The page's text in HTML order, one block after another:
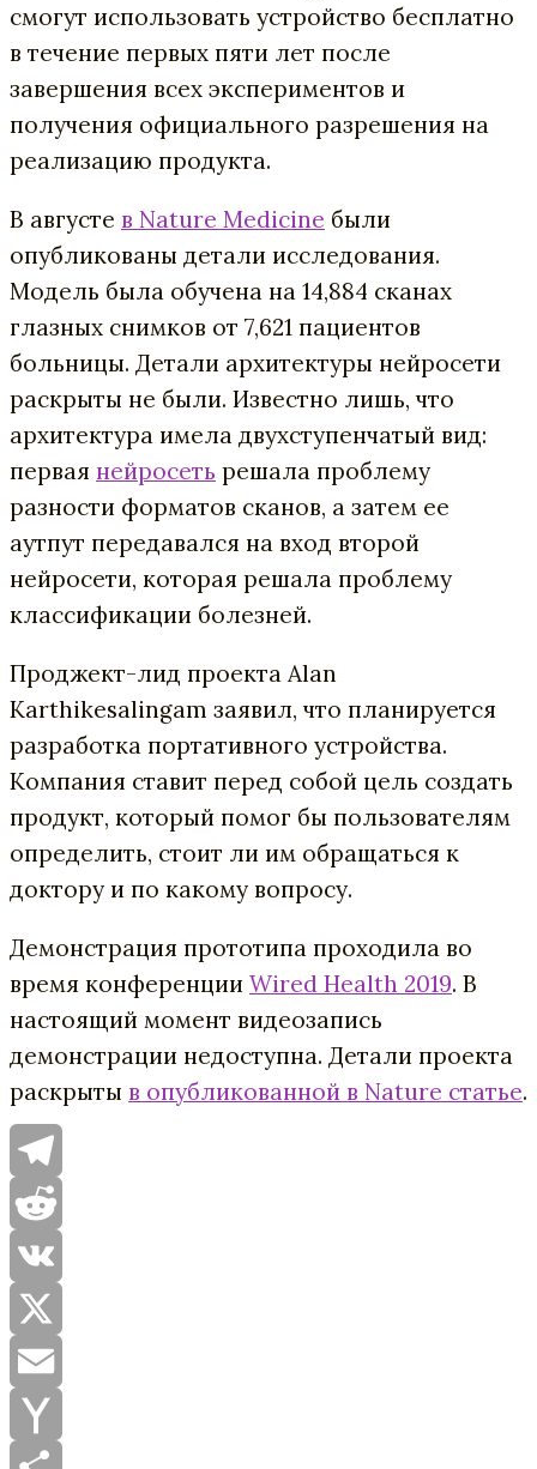
смогут использовать устройство бесплатно
в течение первых пяти лет после
завершения всех экспериментов и
получения официального разрешения на
реализацию продукта.
В августе в Nature Medicine были
опубликованы детали исследования.
Модель была обучена на 14,884 сканах
глазных снимков от 7,621 пациентов
больницы. Детали архитектуры нейросети
раскрыты не были. Известно лишь, что
архитектура имела двухступенчатый вид:
первая нейросеть решала проблему
разности форматов сканов, а затем ее
аутпут передавался на вход второй
нейросети, которая решала проблему
классификации болезней.
Проджект-лид проекта Alan
Karthikesalingam заявил, что планируется
разработка портативного устройства.
Компания ставит перед собой цель создать
продукт, который помог бы пользователям
определить, стоит ли им обращаться к
доктору и по какому вопросу.
Демонстрация прототипа проходила во
время конференции Wired Health 2019. В
настоящий момент видеозапись
демонстрации недоступна. Детали проекта
раскрыты в опубликованной в Nature статье.
Telegram
Reddit
VK
X
Email